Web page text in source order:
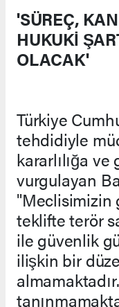
'SÜREÇ,
HUKUKİ
OLACAK'
Türkiye
tehdidiyle
kararlılığa
vurgulayan
"Meclisimizin
teklifte terör
ile güvenlik
ilişkin bir